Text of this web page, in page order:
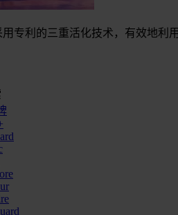
用专利的三重活化技术，有效地